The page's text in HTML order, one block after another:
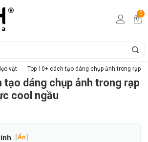
0
vặt Top 10+ cách tạo dáng chụp ảnh trong rạp
tạo dáng chụp ảnh trong rạp
cool ngầu
[Ẩn]